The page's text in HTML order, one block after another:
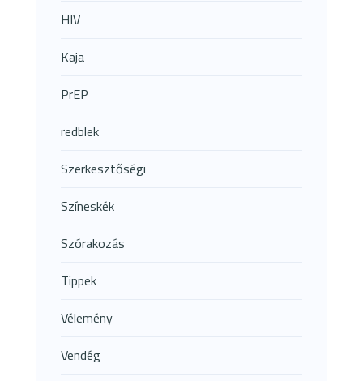
HIV
Kaja
PrEP
redblek
Szerkesztőségi
Színeskék
Szórakozás
Tippek
Vélemény
Vendég